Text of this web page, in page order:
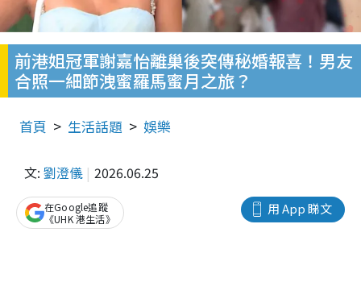
前港姐冠軍謝嘉怡離巢後突傳秘婚報喜！男友
合照一細節洩蜜羅馬蜜月之旅？
首頁 生活話題 娛樂
文: 劉澄儀 2026.06.25
用 App 睇文
在Google追蹤
《UHK 港生活》